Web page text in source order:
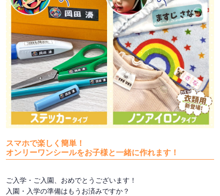
スマホで楽しく簡単！
オンリーワンシールをお子様と一緒に作れます！
ご入学・ご入園、おめでとうございます！
入園・入学の準備はもうお済みですか？